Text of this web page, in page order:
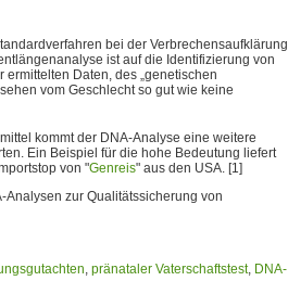
bei der Verbrechensaufklärung
ist auf die Identifizierung von
Daten, des „genetischen
vom Geschlecht so gut wie keine
kommt der DNA-Analyse eine weitere
Ein Beispiel für die hohe Bedeutung liefert
von "Genreis" aus den USA. [1]
zur Qualitätssicherung von
, pränataler Vaterschaftstest, DNA-